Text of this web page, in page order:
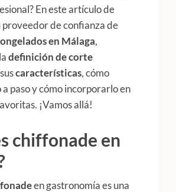
En este artículo de
proveedor de confianza de
en Málaga,
definición de corte
características, cómo
a paso y cómo incorporarlo en
¡Vamos allá!
chiffonade en
en gastronomía es una